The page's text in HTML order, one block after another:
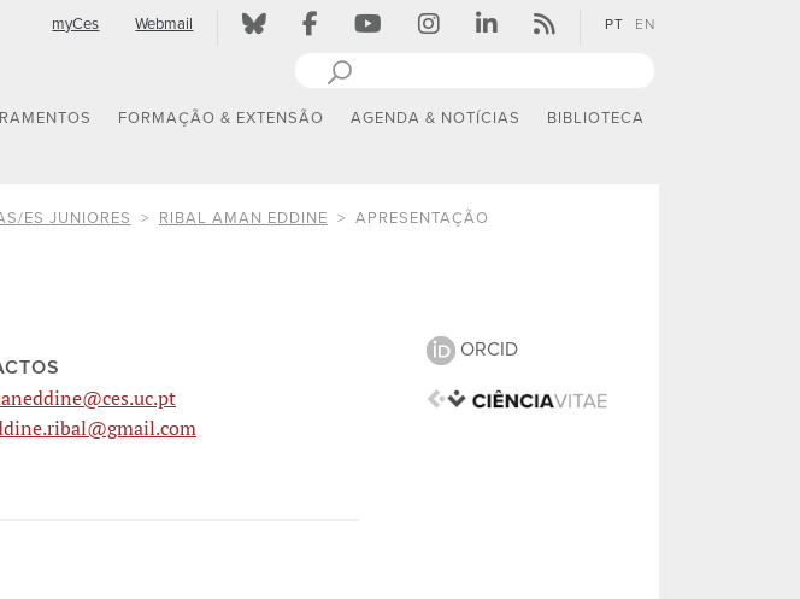
myCes Webmail PT EN
FORMAÇÃO & EXTENSÃO AGENDA & NOTÍCIAS BIBLIOTECA
ES JUNIORES RIBAL AMAN EDDINE APRESENTAÇÃO
ORCID